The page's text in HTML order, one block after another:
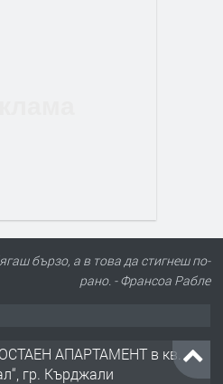
бързо, а в това да стигнеш по-
рано. - Франсоа Рабле
АПАРТАМЕНТ в кв.
преди 1 месец